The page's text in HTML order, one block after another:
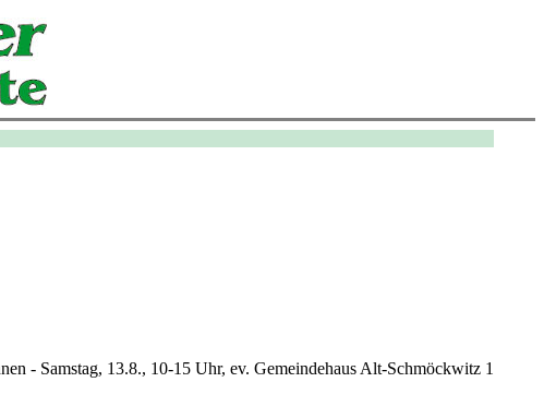
- Samstag, 13.8., 10-15 Uhr, ev. Gemeindehaus Alt-Schmöckwitz 1